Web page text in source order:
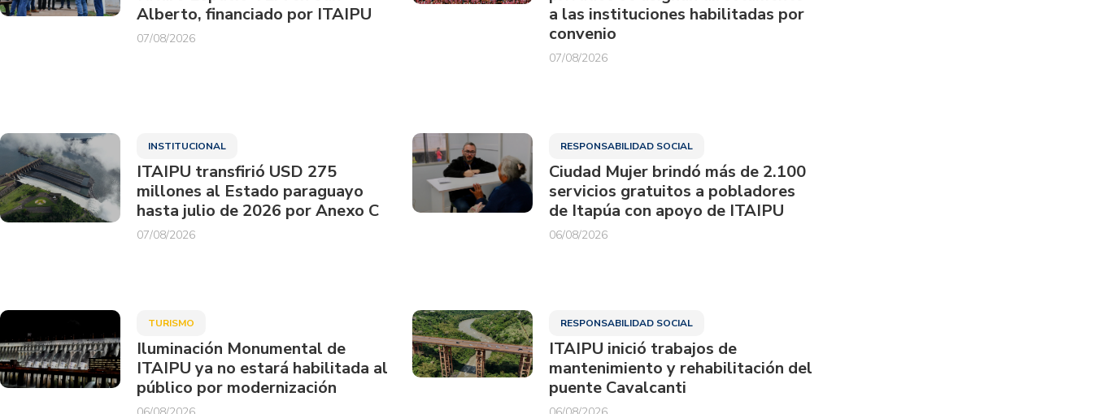
Alberto, financiado por ITAIPU
07/08/2026
a las instituciones habilitadas por
convenio
07/08/2026
INSTITUCIONAL
ITAIPU transfirió USD 275
millones al Estado paraguayo
hasta julio de 2026 por Anexo C
07/08/2026
RESPONSABILIDAD SOCIAL
Ciudad Mujer brindó más de 2.100
servicios gratuitos a pobladores
de Itapúa con apoyo de ITAIPU
06/08/2026
TURISMO
Iluminación Monumental de
ITAIPU ya no estará habilitada al
público por modernización
RESPONSABILIDAD SOCIAL
ITAIPU inició trabajos de
mantenimiento y rehabilitación del
puente Cavalcanti